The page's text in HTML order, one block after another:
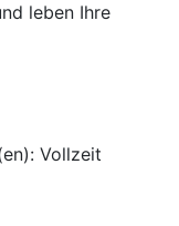
leben Ihre
Vollzeit